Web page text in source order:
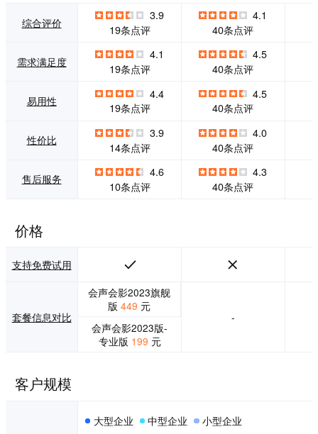
各类产品的使用技
巧以及完善的客户
支持。公司精心挑
选数十款软件，根
据软件的具体市场
进行针对性的产品
优化，为用户提供
的服务主要有：软
件产品本地化，软
件产品界面设计，
软件产品功能延
伸，软件产品展示
平台搭建， 软件产
品OEM方案，软件
产品品牌效益，自
体规模不断壮大，
发公司达成合作关
系，在国内外市场
多用户的重视。尽
管公司在不断的发
所有这些。 功能特
性: 1、快速、安
全、强大 Vyond 为
企业简化了视频创
建流程，让您可以
在很短的时间内制
作相关且可扩展的
视频内容，而且成
本也很低。 2、数
百个现成的视频模
板 预建的场景和视
频模板让您轻松上
手。Vyond 广泛的
图书馆涵盖了 100
多个行业和用途，
像拖放一样简单的
和动态。凭借一整
您可以通过将动态
综合评价
3.9
19条点评
4.1
40条点评
需求满足度
4.1
19条点评
4.5
40条点评
易用性
4.4
19条点评
4.5
40条点评
性价比
3.9
14条点评
4.0
40条点评
售后服务
4.6
10条点评
4.3
40条点评
价格
支持免费试用
套餐信息对比
会声会影2023旗舰
版 449 元
会声会影2023版-
专业版 199 元
-
客户规模
大型企业 中型企业 小型企业